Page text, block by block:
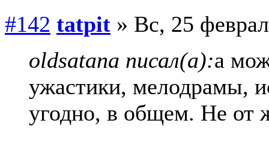
#142 tatpit » Вс, 25
oldsatana писал(а):а
ужастики, мелодрамы,
угодно, в общем. Не от